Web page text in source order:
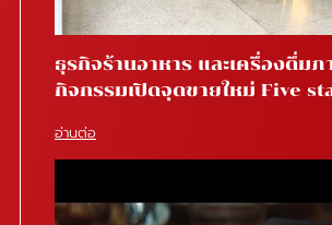
ธุรกิจร้านอาหาร และเครื่องดื่มภ
กิจกรรมเปิดจุดขายใหม่ Five
อ่านต่อ